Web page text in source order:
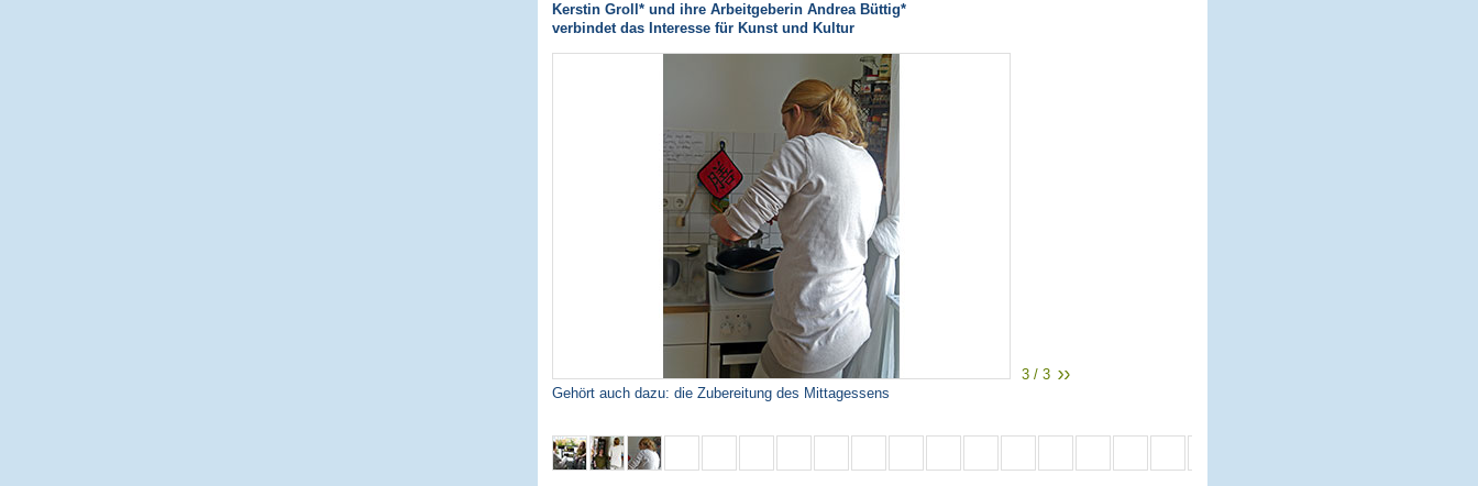
Kerstin Groll* und ihre Arbeitgeberin Andrea Büttig*
verbindet das Interesse für Kunst und Kultur
3 / 3
Gehört auch dazu: die Zubereitung des Mittagessens